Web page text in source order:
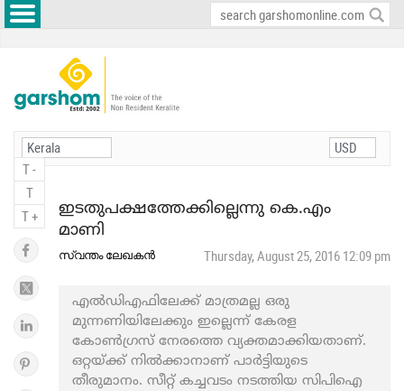
T -
T
T +
ഇടതുപക്ഷത്തേക്കില്ലെന്നു കെ.എം
മാണി
സ്വന്തം ലേഖകൻ Thursday, August 25, 2016 12:09 pm
എല്‍ഡിഎഫിലേക്ക് മാത്രമല്ല ഒരു
മുന്നണിയിലേക്കും ഇല്ലെന്ന് കേരള
കോണ്‍ഗ്രസ് നേരത്തെ വ്യക്തമാക്കിയതാണ്.
ഒറ്റയ്ക്ക് നില്‍ക്കാനാണ് പാര്‍ട്ടിയുടെ
തീരുമാനം. സീറ്റ് കച്ചവടം നടത്തിയ സിപിഐ